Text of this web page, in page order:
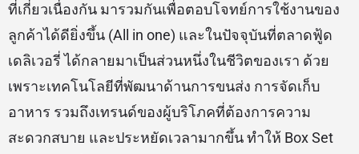
ที่เกี่ยวเนื่องกัน มารวมกันเพื่อตอบโจทย์การใช้งานของ
ลูกค้าได้ดียิ่งขึ้น (All in one) และในปัจจุบันที่ตลาดฟู้ด
เดลิเวอรี่ ได้กลายมาเป็นส่วนหนึ่งในชีวิตของเรา ด้วย
เพราะเทคโนโลยีที่พัฒนาด้านการขนส่ง การจัดเก็บ
อาหาร รวมถึงเทรนด์ของผู้บริโภคที่ต้องการความ
สะดวกสบาย และประหยัดเวลามากขึ้น ทำให้ Box Set